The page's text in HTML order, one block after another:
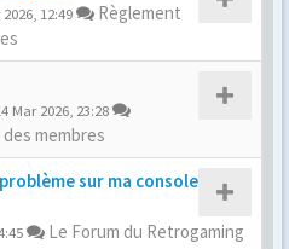
12:49
Règlement
Mar 2026, 23:28
membres
sur ma console
Le Forum du Retrogaming